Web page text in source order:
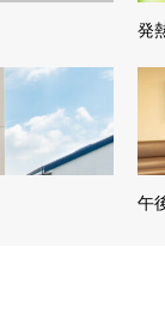
発
午